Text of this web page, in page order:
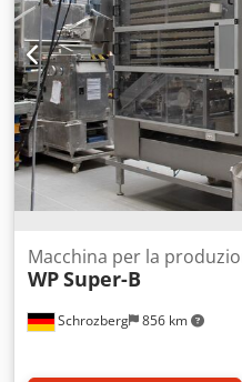
di pasta di forma quadrata
allacciamento 400 V, spina
dimensioni approssimative:
lunghezza x larghezza x
Disponiamo di altre
Schrozberg 856 km
Macchina per la
WPSuper-B